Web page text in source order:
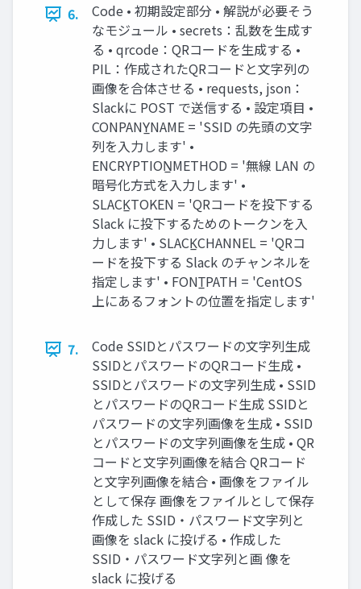
6.
Code • 初期設定部分 • 解説が必要そう
なモジュール • secrets：乱数を生成す
る • qrcode：QRコードを生成する •
PIL：作成されたQRコードと文字列の
画像を合体させる • requests, json：
Slackに POST で送信する • 設定項目 •
CONPANY̲NAME = 'SSID の先頭の文字
列を入力します' •
ENCRYPTION̲METHOD = '無線 LAN の
暗号化方式を入力します' •
SLACK̲TOKEN = 'QRコードを投下する
Slack に投下するためのトークンを入
力します' • SLACK̲CHANNEL = 'QRコ
ードを投下する Slack のチャンネルを
指定します' • FONT̲PATH = 'CentOS
上にあるフォントの位置を指定します'
7.
Code SSIDとパスワードの文字列生成
SSIDとパスワードのQRコード生成 •
SSIDとパスワードの文字列生成 • SSID
とパスワードのQRコード生成 SSIDと
パスワードの文字列画像を生成 • SSID
とパスワードの文字列画像を生成 • QR
コードと文字列画像を結合 QRコード
と文字列画像を結合 • 画像をファイル
として保存 画像をファイルとして保存
作成した SSID・パスワード文字列と
画像を slack に投げる • 作成した
SSID・パスワード文字列と画 像を
slack に投げる